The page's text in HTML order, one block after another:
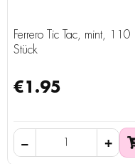
Ferrero Tic Tac, mint, 110
Stück
€1.95